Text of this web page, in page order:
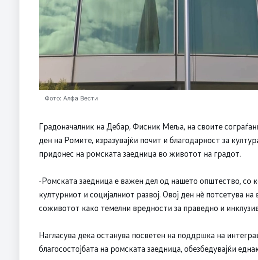
Фото: Алфа Вести
Градоначалник на Дебар, Фисник Меља, на своите
ден на Ромите, изразувајќи почит и благодарност за
придонес на ромската заедница во животот на градот.
-Ромската заедница е важен дел од нашето општество, со
културниот и социјалниот развој. Овој ден нè потсетува
соживотот како темелни вредности за праведно и
Нагласува дека останува посветен на поддршка на
благосостојбата на ромската заедница, обезбедувајќи